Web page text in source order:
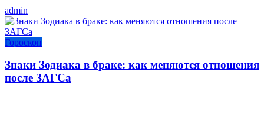
admin
Гороскоп
Знаки Зодиака в браке: как меняются отношения
после ЗАГСа